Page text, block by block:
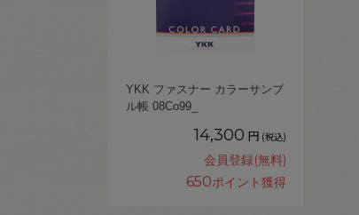
YKK ファスナー カラーサンプ
ル帳 08Co99_
14,300 円 (税込)
会員登録(無料)
650ポイント獲得